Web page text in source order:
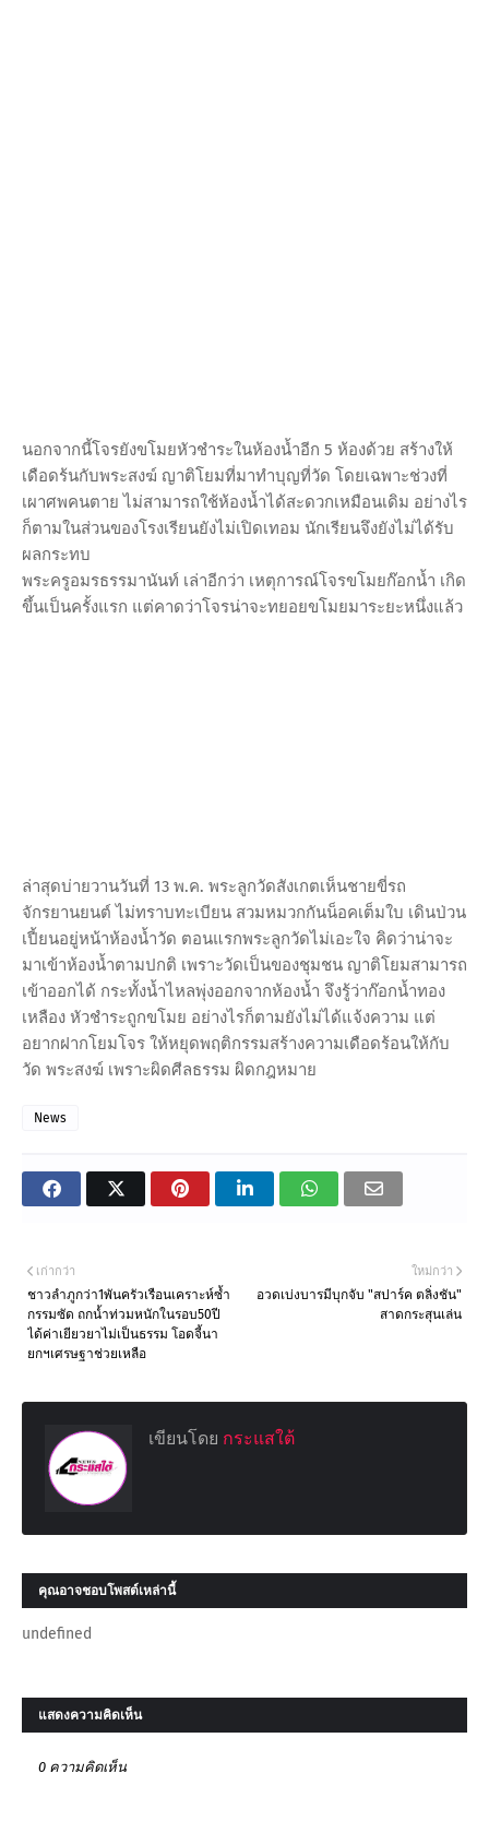
นอกจากนี้โจรยังขโมยหัวชำระในห้องน้ำอีก 5 ห้องด้วย สร้างให้
เดือดร้นกับพระสงฆ์ ญาติโยมที่มาทำบุญที่วัด โดยเฉพาะช่วงที่
เผาศพคนตาย ไม่สามารถใช้ห้องน้ำได้สะดวกเหมือนเดิม อย่างไร
ก็ตามในส่วนของโรงเรียนยังไม่เปิดเทอม นักเรียนจึงยังไม่ได้รับ
ผลกระทบ
พระครูอมรธรรมานันท์ เล่าอีกว่า เหตุการณ์โจรขโมยก๊อกน้ำ เกิด
ขึ้นเป็นครั้งแรก แต่คาดว่าโจรน่าจะทยอยขโมยมาระยะหนึ่งแล้ว
ล่าสุดบ่ายวานวันที่ 13 พ.ค. พระลูกวัดสังเกตเห็นชายขี่รถ
จักรยานยนต์ ไม่ทราบทะเบียน สวมหมวกกันน็อคเต็มใบ เดินป่วน
เปี้ยนอยู่หน้าห้องน้ำวัด ตอนแรกพระลูกวัดไม่เอะใจ คิดว่าน่าจะ
มาเข้าห้องน้ำตามปกติ เพราะวัดเป็นของชุมชน ญาติโยมสามารถ
เข้าออกได้ กระทั้งน้ำไหลพุ่งออกจากห้องน้ำ จึงรู้ว่าก๊อกน้ำทอง
เหลือง หัวชำระถูกขโมย อย่างไรก็ตามยังไม่ได้แจ้งความ แต่
อยากฝากโยมโจร ให้หยุดพฤติกรรมสร้างความเดือดร้อนให้กับ
วัด พระสงฆ์ เพราะผิดศีลธรรม ผิดกฎหมาย
News
ใหม่กว่า
อวดเบ่งบารมีบุกจับ "สปาร์ค ตลิ่งชัน"
สาดกระสุนเล่น
เก่ากว่า
ชาวลำภูกว่า1พันครัวเรือนเคราะห์ซ้ำ
กรรมซัด ถกน้ำท่วมหนักในรอบ50ปี
ได้ค่าเยียวยาไม่เป็นธรรม โอดจี้นา
ยกฯเศรษฐาช่วยเหลือ
เขียนโดย กระแสใต้
คุณอาจชอบโพสต์เหล่านี้
undefined
แสดงความคิดเห็น
0 ความคิดเห็น